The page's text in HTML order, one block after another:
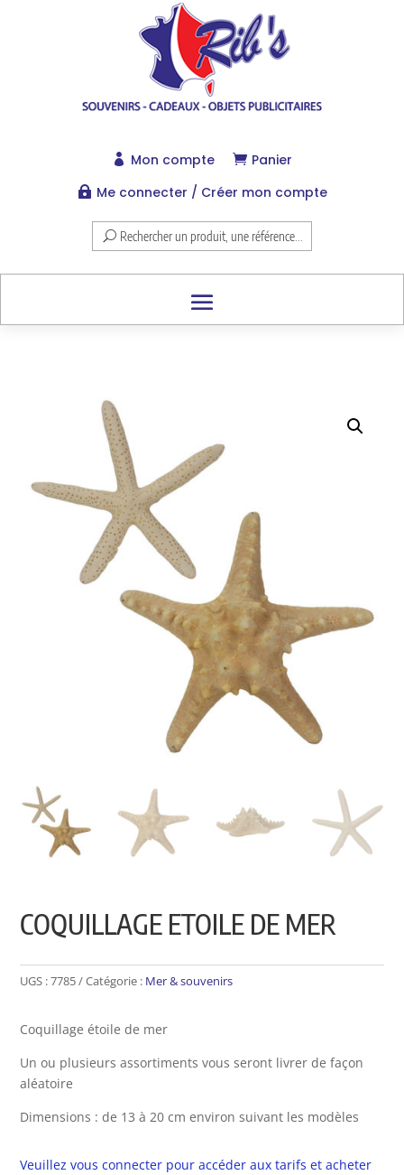
 Mon compte  Panier
 Me connecter / Créer mon compte
Rechercher un produit, une référence...
COQUILLAGE ETOILE DE MER
UGS :7785 Catégorie : Mer & souvenirs
Coquillage étoile de mer
Un ou plusieurs assortiments vous seront livrer de façon
aléatoire
Dimensions : de 13 à 20 cm environ suivant les modèles
Veuillez vous connecter pour accéder aux tarifs et acheter